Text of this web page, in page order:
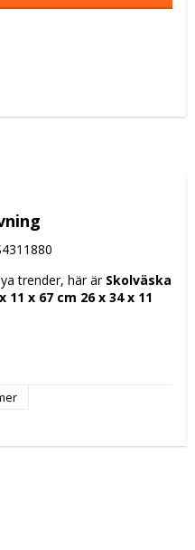
trender, här är Skolväska
11 x 67 cm 26 x 34 x 11